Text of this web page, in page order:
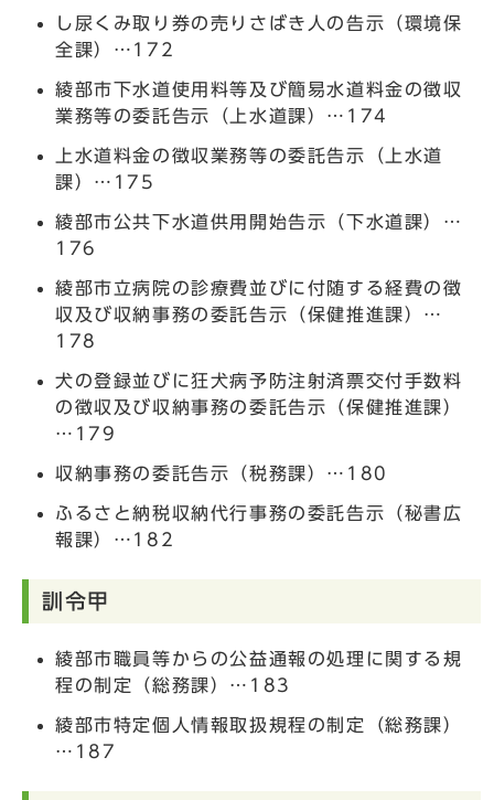
し尿くみ取り券の売りさばき人の告示（環境保
全課）…172
綾部市下水道使用料等及び簡易水道料金の徴収
業務等の委託告示（上水道課）…174
上水道料金の徴収業務等の委託告示（上水道
課）…175
綾部市公共下水道供用開始告示（下水道課）…
176
綾部市立病院の診療費並びに付随する経費の徴
収及び収納事務の委託告示（保健推進課）…
178
犬の登録並びに狂犬病予防注射済票交付手数料
の徴収及び収納事務の委託告示（保健推進課）
…179
収納事務の委託告示（税務課）…180
ふるさと納税収納代行事務の委託告示（秘書広
報課）…182
訓令甲
綾部市職員等からの公益通報の処理に関する規
程の制定（総務課）…183
綾部市特定個人情報取扱規程の制定（総務課）
…187